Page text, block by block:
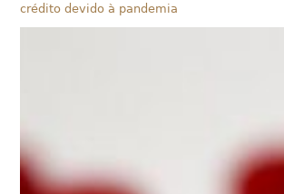
crédito devido à pandemia